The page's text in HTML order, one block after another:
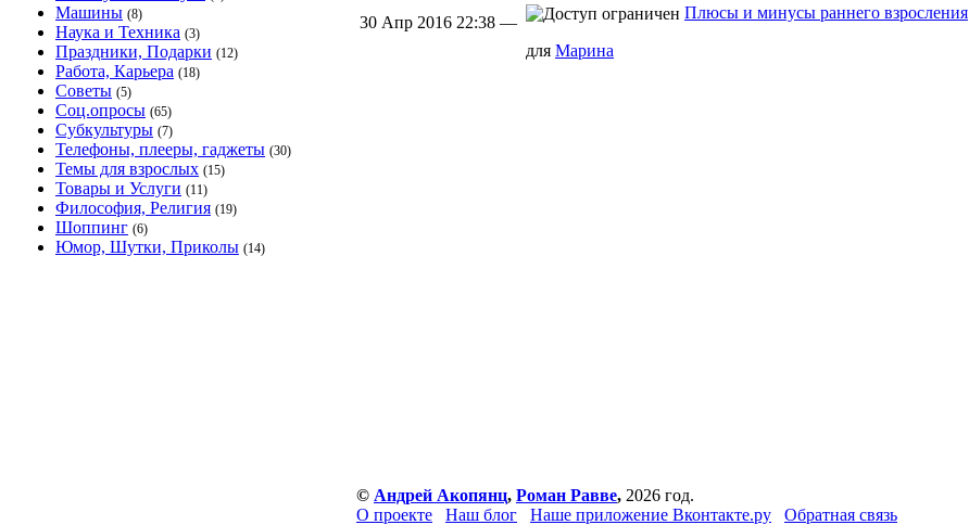
Машины (8)
Наука и Техника (3)
Праздники, Подарки (12)
Работа, Карьера (18)
Советы (5)
Соц.опросы (65)
Субкультуры (7)
Телефоны, плееры, гаджеты (30)
Темы для взрослых (15)
Товары и Услуги (11)
Философия, Религия (19)
Шоппинг (6)
Юмор, Шутки, Приколы (14)
30 Апр 2016 22:38 —
Плюсы и минусы раннего взросления
для Марина
© Андрей Акопянц, Роман Равве, 2026 год.
О проекте
Наш блог Наше приложение Вконтакте.ру Обратная связь